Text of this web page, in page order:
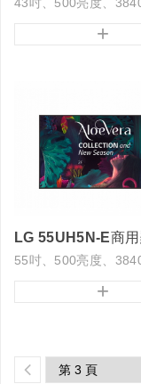
+
+